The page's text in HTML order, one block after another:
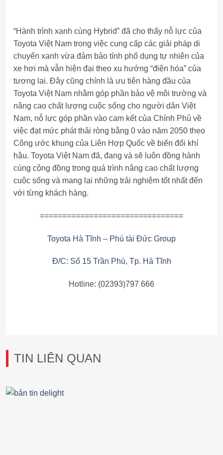
“Hành trình xanh cùng Hybrid” đã cho thấy nỗ lực của
Toyota Việt Nam trong việc cung cấp các giải pháp di
chuyển xanh vừa đảm bảo tính phổ dụng tự nhiên của
xe hơi mà vẫn hiện đại theo xu hướng “điện hóa” của
tương lai. Đây cũng chính là ưu tiên hàng đầu của
Toyota Việt Nam nhằm góp phần bảo vệ môi trường và
nâng cao chất lượng cuộc sống cho người dân Việt
Nam, nỗ lực góp phần vào cam kết của Chính Phủ về
việc đạt mức phát thải ròng bằng 0 vào năm 2050 theo
Công ước khung của Liên Hợp Quốc về biến đổi khí
hậu. Toyota Việt Nam đã, đang và sẽ luôn đồng hành
cùng cộng đồng trong quá trình nâng cao chất lượng
cuộc sống và mang lại những trải nghiệm tốt nhất đến
với từng khách hàng.
================================
Toyota Hà Tĩnh – Phú tài Đức Group
Đ/C: Số 15 Trần Phú, Tp. Hà Tĩnh
Hotline: (02393)797 666
TIN LIÊN QUAN